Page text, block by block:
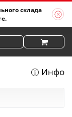
склада
Инфо